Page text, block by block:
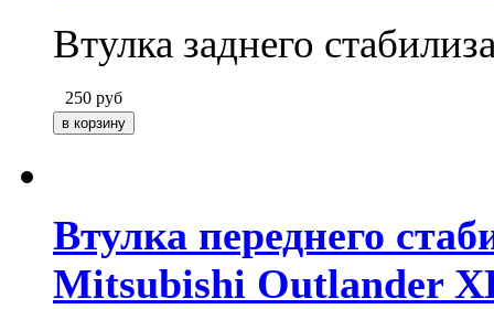
Втулка заднего
250 руб
Втулка переднего
Mitsubishi Outlander